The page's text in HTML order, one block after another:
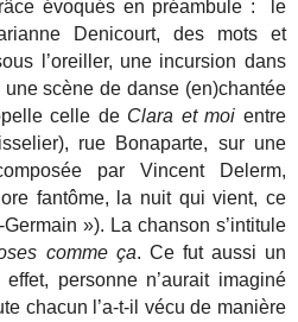
évoqués en préambule : le
Denicourt, des mots et
l’oreiller, une incursion dans
scène de danse (en)chantée
celle de Clara et moi entre
rue Bonaparte, sur une
par Vincent Delerm,
fantôme, la nuit qui vient, ce
»). La chanson s’intitule
comme ça. Ce fut aussi un
personne n’aurait imaginé
chacun l’a-t-il vécu de manière